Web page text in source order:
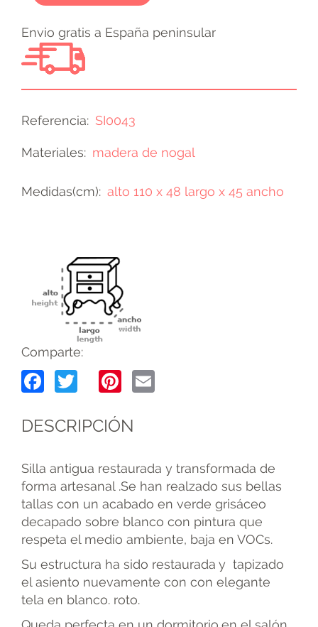
Envio gratis a España peninsular
Referencia SI0043
Materiales madera de nogal
Medidas(cm) alto 110 x 48 largo x 45 ancho
Comparte:
Facebook
TwitterPinterest
DESCRIPCIÓN
Silla antigua restaurada y transformada de
forma artesanal .Se han realzado sus bellas
tallas con un acabado en verde grisáceo
decapado sobre blanco con pintura que
respeta el medio ambiente, baja en VOCs.
Su estructura ha sido restaurada y tapizado
el asiento nuevamente con con elegante
tela en blanco. roto.